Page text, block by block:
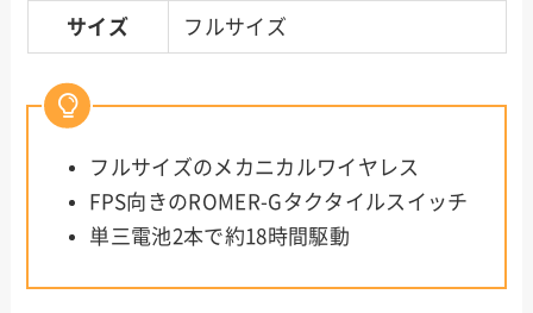
サイズ フルサイズ
フルサイズのメカニカルワイヤレス
FPS向きのROMER-Gタクタイルスイッチ
単三電池2本で約18時間駆動